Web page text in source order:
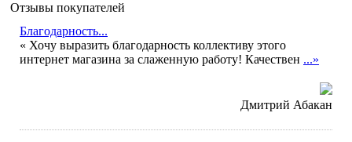
Отзывы покупателей
Благодарность...
« Хочу выразить благодарность коллективу этого
интернет магазина за слаженную работу! Качествен ...»
Дмитрий Абакан